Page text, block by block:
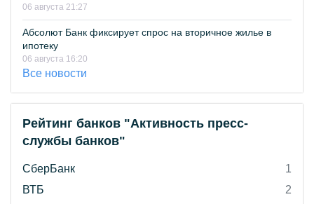
06 августа 21:27
Абсолют Банк фиксирует спрос на вторичное жилье в
ипотеку
06 августа 16:20
Все новости
Рейтинг банков "Активность пресс-
службы банков"
СберБанк
1
ВТБ
2